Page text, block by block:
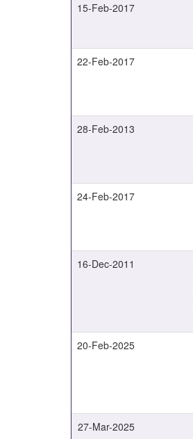
15-Feb-2017
22-Feb-2017
28-Feb-2013
24-Feb-2017
16-Dec-2011
20-Feb-2025
27-Mar-2025